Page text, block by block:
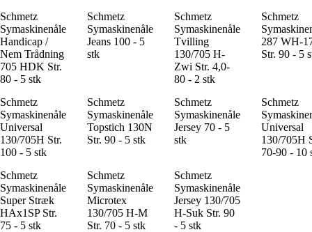
Schmetz
Symaskinenåle
Handicap /
Nem Trådning
705 HDK Str.
80 - 5 stk
Schmetz
Symaskinenåle
Jeans 100 - 5
stk
Schmetz
Symaskinenåle
Tvilling
130/705 H-
Zwi Str. 4,0-
80 - 2 stk
Schmetz
287 WH-
Str. 90 - 5
Schmetz
Symaskinenåle
Universal
130/705H Str.
100 - 5 stk
Schmetz
Symaskinenåle
Topstich 130N
Str. 90 - 5 stk
Schmetz
Symaskinenåle
Jersey 70 - 5
stk
Schmetz
Universal
130/705H
70-90 - 10
Schmetz
Symaskinenåle
Super Stræk
HAx1SP Str.
75 - 5 stk
Schmetz
Symaskinenåle
Microtex
130/705 H-M
Str. 70 - 5 stk
Schmetz
Symaskinenåle
Jersey 130/705
H-Suk Str. 90
- 5 stk